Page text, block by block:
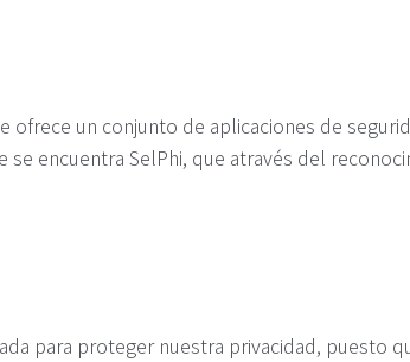
ofrece un conjunto de aplicaciones de
se encuentra SelPhi, que através del
para proteger nuestra privacidad, puesto